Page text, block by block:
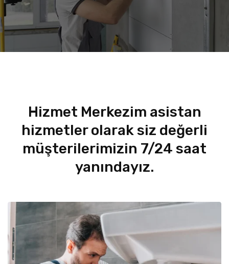
Hizmet Merkezim asistan
hizmetler olarak siz değerli
müşterilerimizin 7/24 saat
yanındayız.